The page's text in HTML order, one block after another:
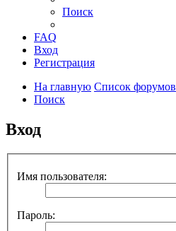
Поиск
FAQ
Вход
Регистрация
На главную Список форумов
Поиск
Вход
Имя пользователя:
Пароль: